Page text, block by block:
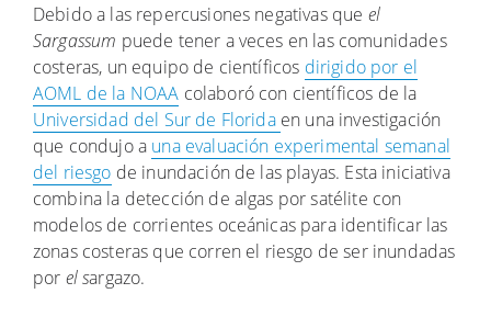
Debido a las repercusiones negativas que el
Sargassum puede tener a veces en las comunidades
costeras, un equipo de científicos dirigido por el
AOML de la NOAA colaboró con científicos de la
Universidad del Sur de Florida en una investigación
que condujo a una evaluación experimental semanal
del riesgo de inundación de las playas. Esta iniciativa
combina la detección de algas por satélite con
modelos de corrientes oceánicas para identificar las
zonas costeras que corren el riesgo de ser inundadas
por el sargazo.